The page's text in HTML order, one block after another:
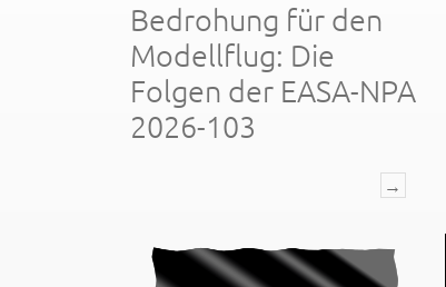
Bedrohung für den
Modellflug: Die
Folgen der EASA-NPA
2026-103
→